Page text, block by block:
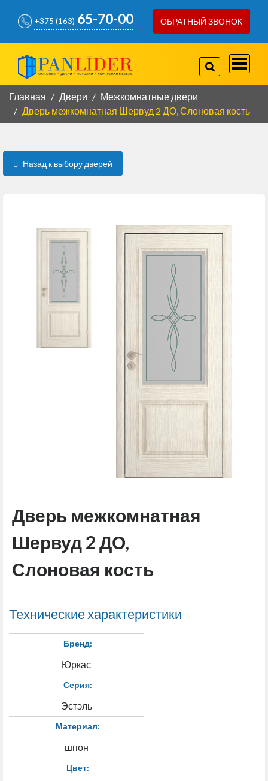
+375 (163) 65-70-00
+375(29) 778-80-66
ОБРАТНЫЙ ЗВОНОК
КОНТАКТЫ
Главная Двери
Межкомнатные двери
Дверь межкомнатная Шервуд 2 ДО, Слоновая кость
Назад к выбору дверей
Дверь межкомнатная
Шервуд 2 ДО,
Слоновая кость
Технические характеристики
Бренд:
Юркас
Серия:
Эстэль
Материал:
шпон
Цвет: